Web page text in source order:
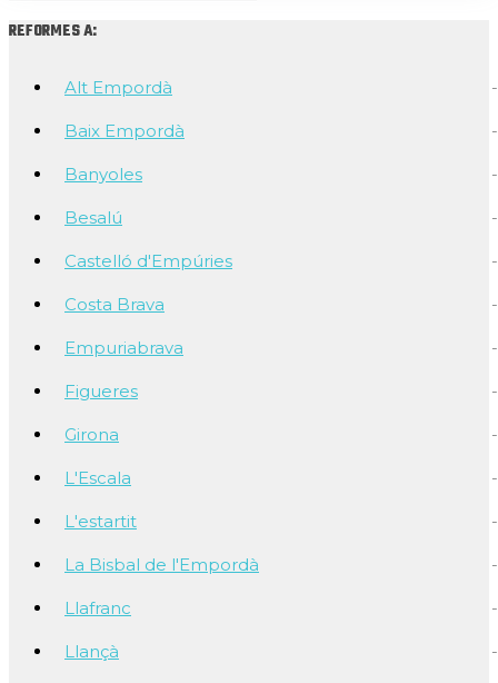
REFORMES A:
Alt Empordà
Baix Empordà
Banyoles
Besalú
Castelló d'Empúries
Costa Brava
Empuriabrava
Figueres
Girona
L'Escala
L'estartit
La Bisbal de l'Empordà
Llafranc
Llançà